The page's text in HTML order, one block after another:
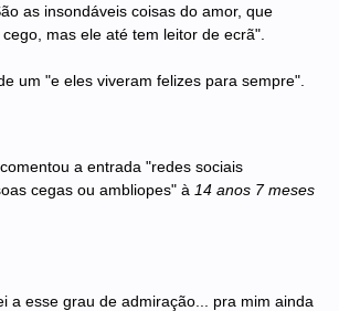
as insondáveis coisas do amor, que
mas ele até tem leitor de ecrã".
um "e eles viveram felizes para sempre".
comentou a entrada "redes sociais
cegas ou ambliopes" à 14 anos 7 meses
a esse grau de admiração... pra mim ainda